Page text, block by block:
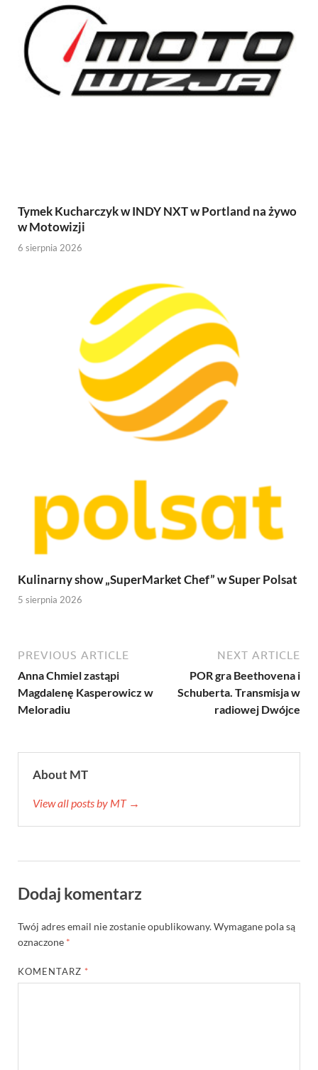
Tymek Kucharczyk w INDY NXT w Portland na żywo
w Motowizji
6 sierpnia 2026
Kulinarny show „SuperMarket Chef” w Super Polsat
5 sierpnia 2026
PREVIOUS ARTICLE
Anna Chmiel zastąpi
Magdalenę Kasperowicz w
Meloradiu
NEXT ARTICLE
POR gra Beethovena i
Schuberta. Transmisja w
radiowej Dwójce
About MT
View all posts by MT →
Dodaj komentarz
Twój adres email nie zostanie opublikowany.Wymagane pola są
oznaczone *
KOMENTARZ *